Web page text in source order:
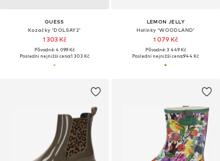
GUESS
Kozačky 'DOLSAY2'
1 303 Kč
Původně: 4 099 Kč
Poslední nejnižší cena:1 303 Kč
LEMON JELLY
Holínky 'WOODLAND'
1 079 Kč
Původně: 3 449 Kč
Poslední nejnižší cena:944 Kč